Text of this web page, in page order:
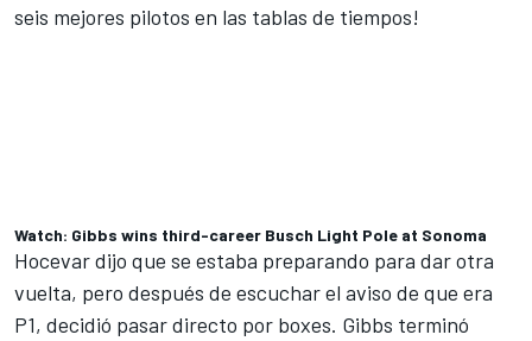
seis mejores pilotos en las tablas de tiempos!
Watch: Gibbs wins third-career Busch Light Pole at Sonoma
Hocevar dijo que se estaba preparando para dar otra
vuelta, pero después de escuchar el aviso de que era
P1, decidió pasar directo por boxes. Gibbs terminó